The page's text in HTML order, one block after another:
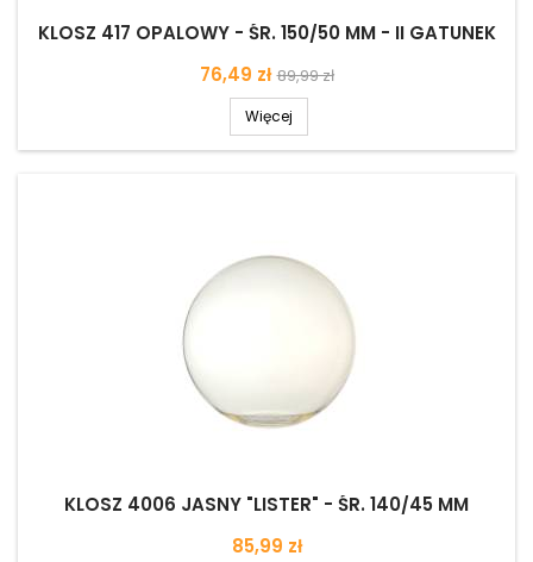
KLOSZ 417 OPALOWY - ŚR. 150/50 MM - II GATUNEK
Cena
76,49 zł Cena
podstawowa
89,99 zł
Więcej
KLOSZ 4006 JASNY "LISTER" - ŚR. 140/45 MM
Cena
85,99 zł